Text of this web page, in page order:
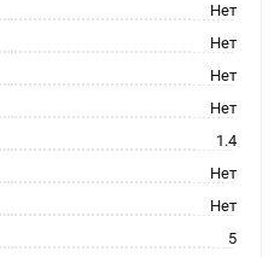
Нет
Нет
Нет
Нет
1.4
Нет
Нет
5